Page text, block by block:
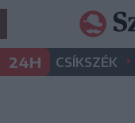
24H CSÍKSZÉK •